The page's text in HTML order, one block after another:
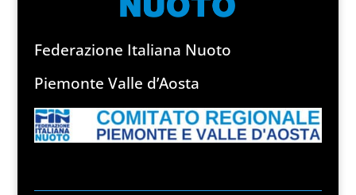
Federazione Italiana Nuoto
Piemonte Valle d’Aosta